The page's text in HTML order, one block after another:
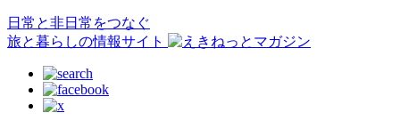
日常と非日常をつなぐ
旅と暮らしの情報サイト